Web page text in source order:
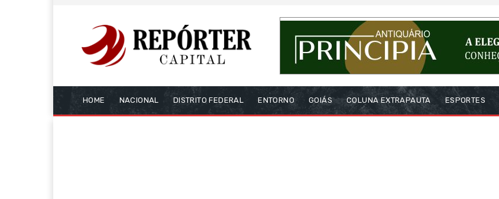
HOME NACIONAL DISTRITO FEDERAL ENTORNO GOIÁS COLUNA EXTRAPAUTA ESPORTES